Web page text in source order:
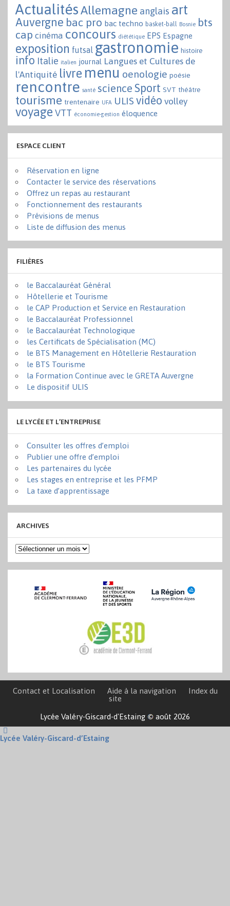
ActualitésAllemagne anglais art
Auvergne bac pro bac techno basket-ball Bosnie bts
cap cinéma concours diététique EPS Espagne
exposition futsal gastronomie histoire
info Italie italien journal Langues et Cultures de
l'Antiquité livre menu oenologie poésie
rencontre santé science Sport SVT théâtre
tourisme trentenaire UFA ULIS vidéo volley
voyage VTT économie-gestion éloquence
ESPACE CLIENT
Réservation en ligne
Contacter le service des réservations
Offrez un repas au restaurant
Fonctionnement des restaurants
Prévisions de menus
Liste de diffusion des menus
FILIÈRES
le Baccalauréat Général
Hôtellerie et Tourisme
le CAP Production et Service en Restauration
le Baccalauréat Professionnel
le Baccalauréat Technologique
les Certificats de Spécialisation (MC)
le BTS Management en Hôtellerie Restauration
le BTS Tourisme
la Formation Continue avec le GRETA Auvergne
Le dispositif ULIS
LE LYCÉE ET L’ENTREPRISE
Consulter les offres d’emploi
Publier une offre d’emploi
Les partenaires du lycée
Les stages en entreprise et les PFMP
La taxe d’apprentissage
ARCHIVES
Archives
Contact et Localisation Aide à la navigation
Index du
site
Lycée Valéry-Giscard-d'Estaing août 2026
Lycée Valéry-Giscard-d’Estaing